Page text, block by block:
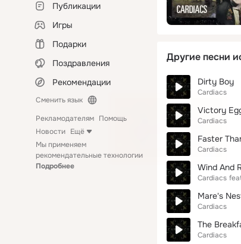
Публикации
Игры
Подарки
Поздравления
Рекомендации
Сменить язык
Рекламодателям Помощь
Новости Ещё
Мы применяем
рекомендательные технологии
Подробнее
Другие песни
Dirty Boy
Cardiacs
Victory
Cardiacs
Faster
Cardiacs
Wind And
Cardiacs
Mare's
Cardiacs
The
Cardiacs